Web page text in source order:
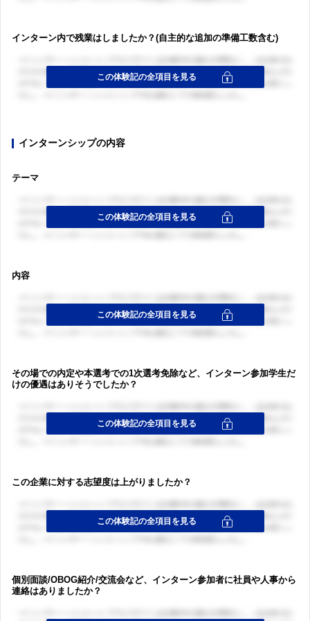
インターン内で残業はしましたか？(自主的な追加の準備工数含む)
インターンシップの内容
テーマ
内容
その場での内定や本選考での1次選考免除など、インターン参加学生だ
けの優遇はありそうでしたか？
この企業に対する志望度は上がりましたか？
個別面談/OBOG紹介/交流会など、インターン参加者に社員や人事から
連絡はありましたか？